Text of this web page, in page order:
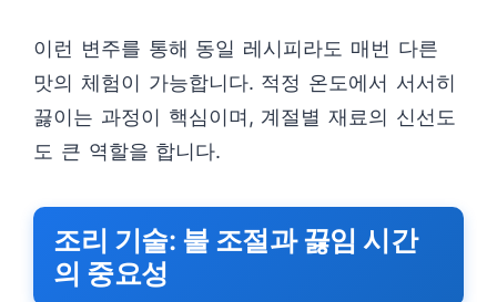
이런 변주를 통해 동일 레시피라도 매번 다른
맛의 체험이 가능합니다. 적정 온도에서 서서히
끓이는 과정이 핵심이며, 계절별 재료의 신선도
도 큰 역할을 합니다.
조리 기술: 불 조절과 끓임 시간
의 중요성